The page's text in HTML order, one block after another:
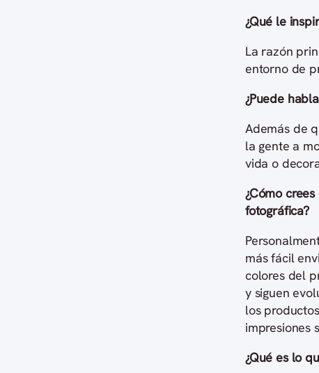
¿Qué le
La razón
entorno de
¿Puede
Además de
la gente a
vida o
¿Cómo
fotográfica?
más fácil
colores del
y siguen
los
impresiones
¿Qué es lo